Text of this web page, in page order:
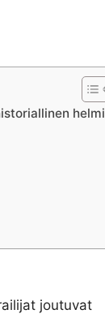
helmi
joutuvat